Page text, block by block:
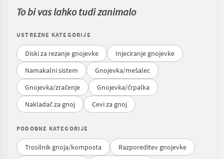
To bi vas lahko tudi zanimalo
USTREZNE KATEGORIJE
Diski za rezanje gnojevke
Injeciranje gnojevke
Namakalni sistem
Gnojevka/mešalec
Gnojevka/zračenje
Gnojevka/črpalka
Nakladač za gnoj
Cevi za gnoj
PODOBNE KATEGORIJE
Trosilnik gnoja/komposta
Razporeditev gnojevke